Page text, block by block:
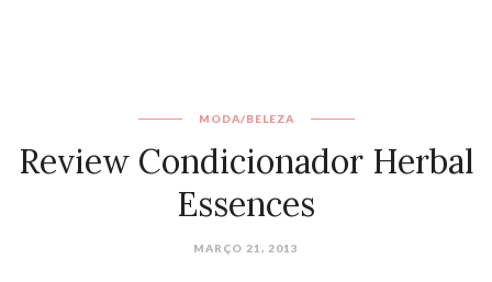
MODA/BELEZA
Review Condicionador Herbal
Essences
MARÇO 21, 2013